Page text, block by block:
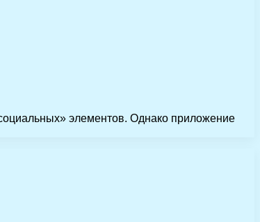
элементов. Однако приложение